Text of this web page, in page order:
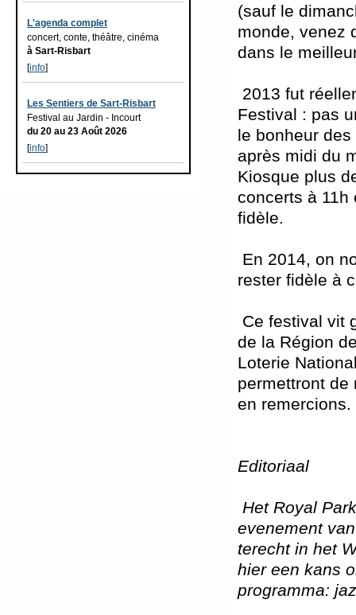
L'agenda complet
concert, conte, théâtre, cinéma
à Sart-Risbart
[info]
Les Sentiers de Sart-Risbart
Festival au Jardin - Incourt
du 20 au 23 Août 2026
[info]
(sauf le
monde, venez
dans le
2013 fut
Festival : pas
le bonheur
après midi du
Kiosque plus
concerts à 11h
fidèle.
En 2014, on
rester fidèle à
Ce festival vit
de la Région
Loterie
permettront de
en remercions.
Editoriaal
Het Royal
evenement
terecht in het
hier een kans
programma: